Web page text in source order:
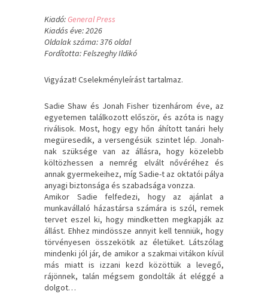
Kiadó:General Press
Kiadás éve: 2026
Oldalak száma: 376 oldal
Fordította: Felszeghy Ildikó
Vigyázat! Cselekményleírást tartalmaz.
Sadie Shaw és Jonah Fisher tizenhárom éve, az
egyetemen találkozott először, és azóta is nagy
riválisok. Most, hogy egy hőn áhított tanári hely
megüresedik, a versengésük szintet lép. Jonah-
nak szüksége van az állásra, hogy közelebb
költözhessen a nemrég elvált nővéréhez és
annak gyermekeihez, míg Sadie-t az oktatói pálya
anyagi biztonsága és szabadsága vonzza.
Amikor Sadie felfedezi, hogy az ajánlat a
munkavállaló házastársa számára is szól, remek
tervet eszel ki, hogy mindketten megkapják az
állást. Ehhez mindössze annyit kell tenniük, hogy
törvényesen összekötik az életüket. Látszólag
mindenki jól jár, de amikor a szakmai vitákon kívül
más miatt is izzani kezd közöttük a levegő,
rájönnek, talán mégsem gondolták át eléggé a
dolgot…